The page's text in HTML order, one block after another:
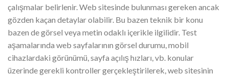
çalışmalar belirlenir. Web sitesinde bulunması gereken ancak
gözden kaçan detaylar olabilir. Bu bazen teknik bir konu
bazen de görsel veya metin odaklı içerikle ilgilidir. Test
aşamalarında web sayfalarının görsel durumu, mobil
cihazlardaki görünümü, sayfa açılış hızları, vb. konular
üzerinde gerekli kontroller gerçekleştirilerek, web sitesinin